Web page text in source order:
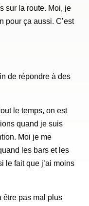
sur la route. Moi, je
pour ça aussi. C’est
de répondre à des
le temps, on est
quand je suis
Moi je me
les bars et les
le fait que j’ai moins
être pas mal plus